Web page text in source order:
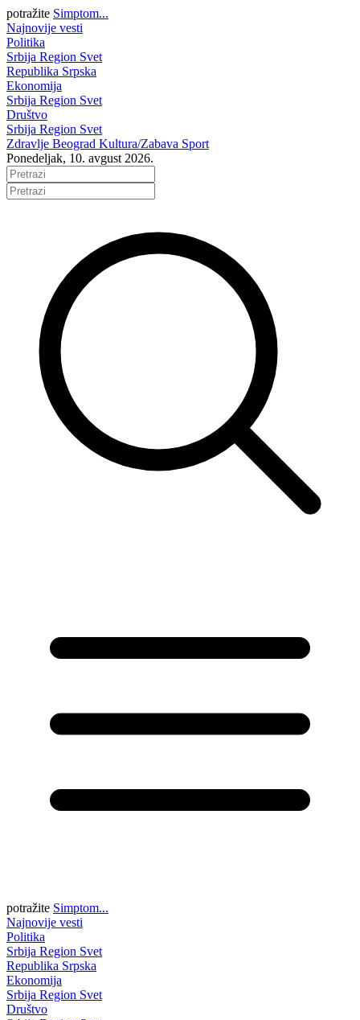
potražite Simptom...
Najnovije vesti
Politika
Srbija Region Svet
Republika Srpska
Ekonomija
Srbija Region Svet
Društvo
Srbija Region Svet
Zdravlje Beograd Kultura/Zabava Sport
Ponedeljak, 10. avgust 2026.
potražite Simptom...
Najnovije vesti
Politika
Srbija Region Svet
Republika Srpska
Ekonomija
Srbija Region Svet
Društvo